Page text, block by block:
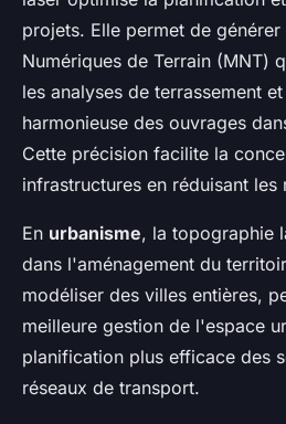
projets. Elle permet de
Numériques de Terrain (MNT)
les analyses de terrassement
harmonieuse des ouvrages
Cette précision facilite la
infrastructures en réduisant les
En urbanisme, la topographie
dans l'aménagement du
modéliser des villes entières,
meilleure gestion de l'espace
planification plus efficace des
réseaux de transport.